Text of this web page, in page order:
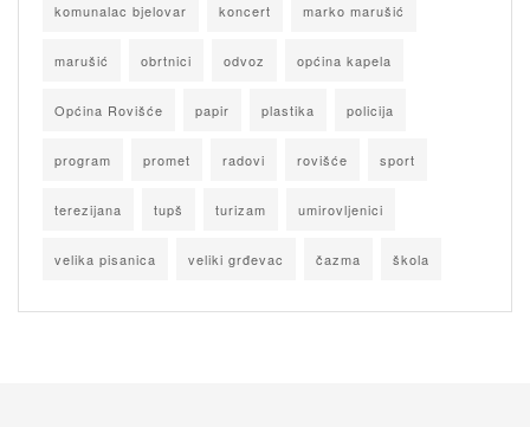
komunalac bjelovar koncert marko marušić
marušić obrtnici odvoz općina kapela
Općina Rovišće papir plastika policija
program promet radovi rovišće sport
terezijana tupš turizam umirovljenici
velika pisanica veliki grđevac čazma škola